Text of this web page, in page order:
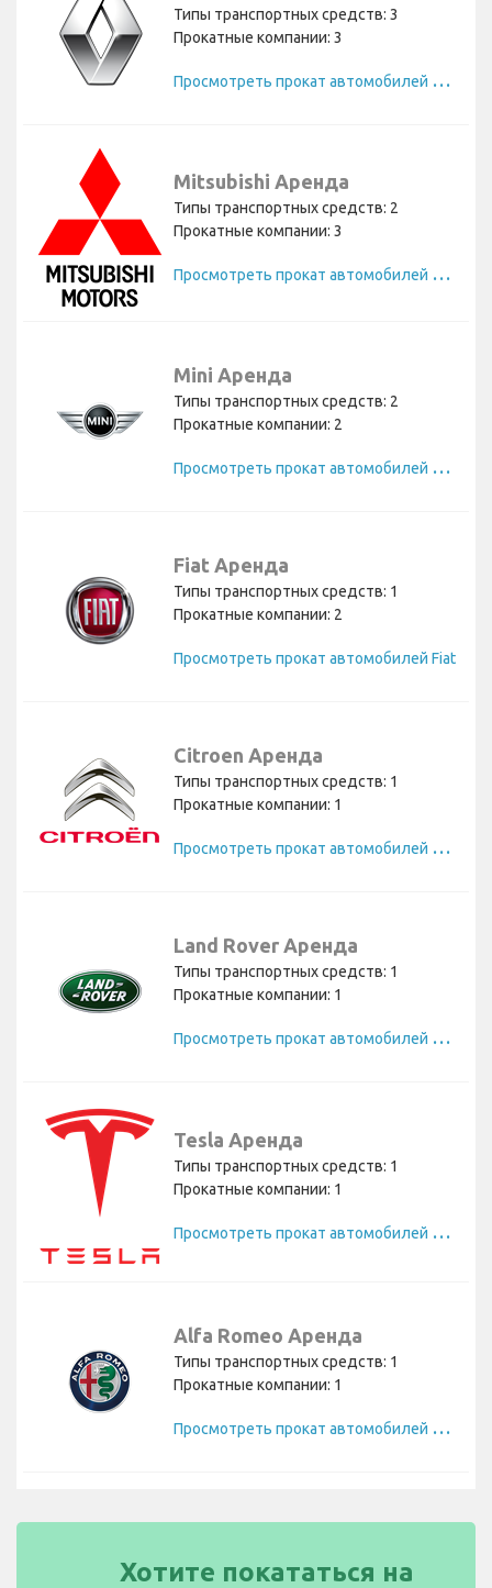
Типы транспортных средств: 3
Прокатные компании: 3
П
росмотреть прокат автомобилей Renault
Mitsubishi Аренда
Типы транспортных средств: 2
Прокатные компании: 3
П
росмотреть прокат автомобилей Mitsubishi
Mini Аренда
Типы транспортных средств: 2
Прокатные компании: 2
П
росмотреть прокат автомобилей Mini
Fiat Аренда
Типы транспортных средств: 1
Прокатные компании: 2
Просмотреть прокат автомобилей Fiat
Citroen Аренда
Типы транспортных средств: 1
Прокатные компании: 1
П
росмотреть прокат автомобилей Citroen
Land Rover Аренда
Типы транспортных средств: 1
Прокатные компании: 1
П
росмотреть прокат автомобилей Land Rover
Tesla Аренда
Типы транспортных средств: 1
Прокатные компании: 1
П
росмотреть прокат автомобилей Tesla
Alfa Romeo Аренда
Типы транспортных средств: 1
Прокатные компании: 1
П
росмотреть прокат автомобилей Alfa Romeo
Хотите покататься на